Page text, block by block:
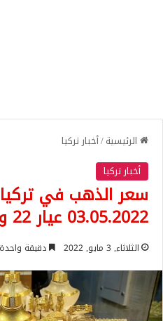
الرئيسية/أخبار تركيا
أخبار تركيا
سعر الذهب في تركيا
03.05.2022 عيار 22 و 21 و 18
الثلاثاء, 3 مايو, 2022 دقيقة واحدة